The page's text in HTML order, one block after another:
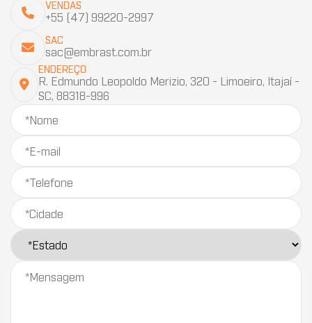
VENDAS
+55 (47) 99220-2997
SAC
sac@embrast.com.br
ENDEREÇO
R. Edmundo Leopoldo Merizio, 320 - Limoeiro, Itajaí -
SC, 88318-996